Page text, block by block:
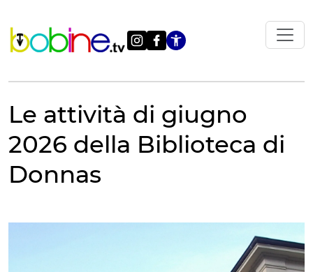
contenuto
Apri le
Le attività di giugno
2026 della Biblioteca di
Donnas